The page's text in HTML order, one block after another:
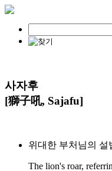
사자후
[獅子吼, Sajafu]
위대한 부처님의 설
The lion's roar,